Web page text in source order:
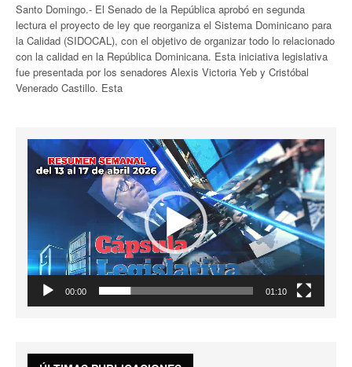
Santo Domingo.- El Senado de la República aprobó en segunda
lectura el proyecto de ley que reorganiza el Sistema Dominicano para
la Calidad (SIDOCAL), con el objetivo de organizar todo lo relacionado
con la calidad en la República Dominicana. Esta iniciativa legislativa
fue presentada por los senadores Alexis Victoria Yeb y Cristóbal
Venerado Castillo. Esta
Reproductor
vídeo
00:00 01:10